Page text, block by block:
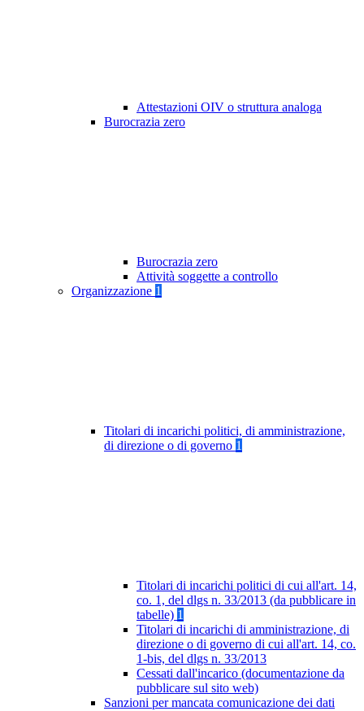
Attestazioni OIV o struttura analoga
Burocrazia zero
Burocrazia zero
Attività soggette a controllo
Organizzazione 1
Titolari di incarichi politici, di amministrazione,
di direzione o di governo 1
Titolari di incarichi politici di cui all'art. 14,
co. 1, del dlgs n. 33/2013 (da pubblicare in
tabelle) 1
Titolari di incarichi di amministrazione, di
direzione o di governo di cui all'art. 14, co.
1-bis, del dlgs n. 33/2013
Cessati dall'incarico (documentazione da
pubblicare sul sito web)
Sanzioni per mancata comunicazione dei dati